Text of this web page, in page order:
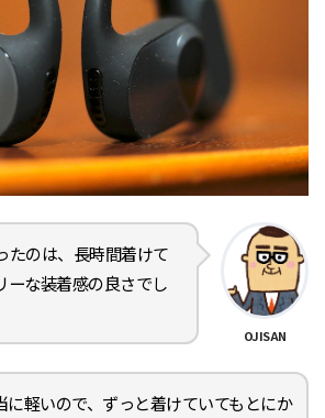
たのは、長時間着けて
ーな装着感の良さでし
OJISAN
に軽いので、ずっと着けていてもとにか